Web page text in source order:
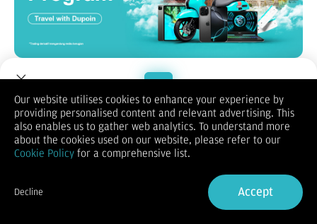
Hari ini adalah hari dimulainya
kompetisi terbesar dari Dupoin untuk yang terpilih!
Melalui program ini, Anda bisa mendapatkan reward mewah
dan eksklusif hanya dengan menjalankan aktivitas seperti:
Total deposit bersih
Volume trading referral
Jumlah klien aktif baru
Semua aktivitasmu akan tercatat secara otomatis dan bisa
Anda pantau langsung melalui dashboard Pusat Hadiah.
Cara Bergabung Voyage Program
Klik tombol "Partisipasi" di halaman Reward Center dan mulai
Welcome to Dupoin.
Trade with a Trusted Broker
Sign in
Our website utilises cookies to enhance your experience by
providing personalised content and relevant advertising. This
also enables us to gather web analytics. To understand more
about the cookies used on our website, please refer to our
Cookie Policy for a comprehensive list.
Decline Accept